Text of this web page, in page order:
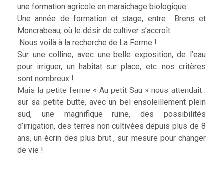
une formation agricole en maraîchage biologique.
Une année de formation et stage, entre Brens et
Moncrabeau, où le désir de cultiver s’accroît.
Nous voilà à la recherche de La Ferme !
Sur une colline, avec une belle exposition, de l’eau
pour irriguer, un habitat sur place, etc…nos critères
sont nombreux !
Mais la petite ferme « Au petit Sau » nous attendait :
sur sa petite butte, avec un bel ensoleillement plein
sud, une magnifique ruine, des possibilités
d’irrigation, des terres non cultivées depuis plus de 8
ans, un écrin des plus brut , sur mesure pour changer
de vie !